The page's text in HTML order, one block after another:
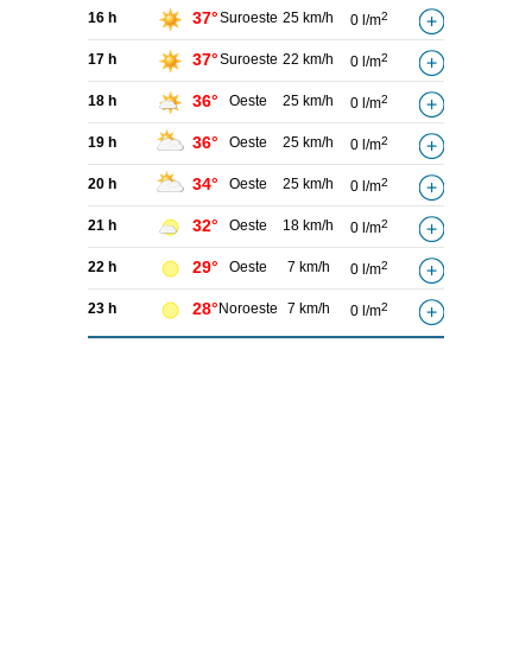
16 h 37°Suroeste 25 km/h 0 l/m2
17 h 37°Suroeste 22 km/h 0 l/m2
18 h 36° Oeste 25 km/h 0 l/m2
19 h 36° Oeste 25 km/h 0 l/m2
20 h 34° Oeste 25 km/h 0 l/m2
21 h 32° Oeste 18 km/h 0 l/m2
22 h 29° Oeste 7 km/h 0 l/m2
23 h 28° Noroeste 7 km/h 0 l/m2